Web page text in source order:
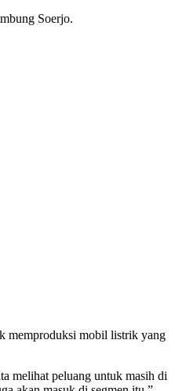
Soerjo.
memproduksi mobil listrik yang
melihat peluang untuk masih di